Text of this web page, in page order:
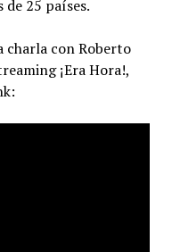
25 países.
charla con Roberto
¡Era Hora!,